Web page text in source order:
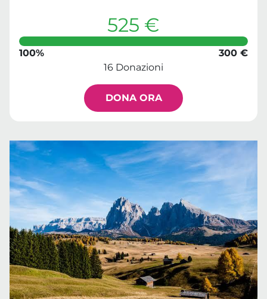
525 €
100%
300 €
16 Donazioni
DONA ORA